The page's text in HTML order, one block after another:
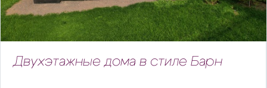
Двухэтажные дома в стиле Барн